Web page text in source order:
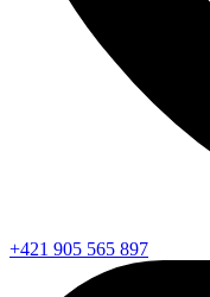
+421 905 565 897